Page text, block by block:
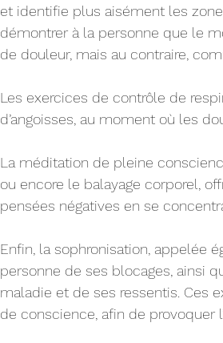
et identifie plus aisément les
démontrer à la personne que le
de douleur, mais au contraire,
Les exercices de contrôle de
d’angoisses, au moment où les
La méditation de pleine
ou encore le balayage corporel,
pensées négatives en se
Enfin, la sophronisation, appelée
personne de ses blocages, ainsi
maladie et de ses ressentis. Ces
de conscience, afin de provoquer